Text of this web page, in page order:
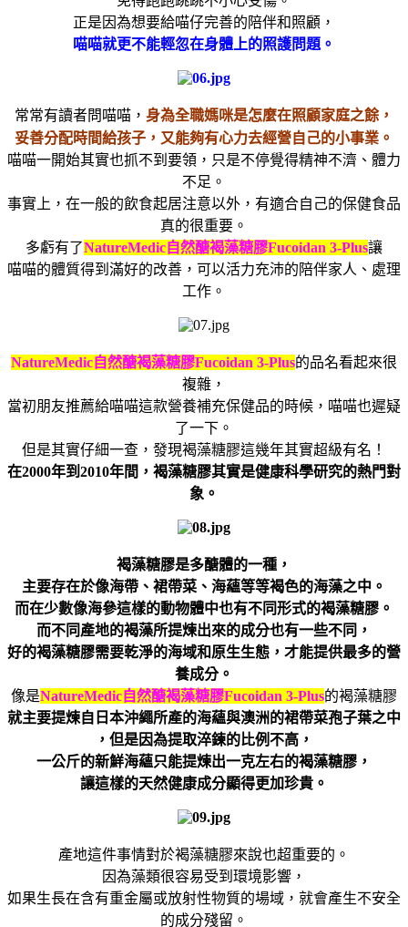
正是因為想要給喵仔完善的陪伴和照顧，
喵喵就更不能輕忽在身體上的照護問題。
常常有讀者問喵喵， 身為全職媽咪是怎麼在照顧家庭之餘，
妥善分配時間給孩子，又能夠有心力去經營自己的小事業。
喵喵一開始其實也抓不到要領，只是不停覺得精神不濟、體力
不足。
事實上，在一般的飲食起居注意以外，有適合自己的保健食品
真的很重要。
多虧有了NatureMedic自然醣褐藻糖膠Fucoidan 3-Plus讓
喵喵的體質得到滿好的改善，可以活力充沛的陪伴家人、處理
工作。
NatureMedic自然醣褐藻糖膠Fucoidan 3-Plus的品名看起來很
複雜，
當初朋友推薦給喵喵這款營養補充保健品的時候，喵喵也遲疑
了一下。
但是其實仔細一查，發現褐藻糖膠這幾年其實超級有名！
在2000年到 2010年間，褐藻糖膠其實是健康科學研究的熱門對
象。
褐藻糖膠是多醣體的一種，
主要存在於像海帶、裙帶菜、海蘊等等褐色的海藻之中。
而在少數像海參這樣的動物體中也有不同形式的褐藻糖膠。
而不同產地的褐藻所提煉出來的成分也有一些不同，
好的褐藻糖膠需要乾淨的海域和原生生態，才能提供最多的營
養成分。
像是NatureMedic自然醣褐藻糖膠Fucoidan 3-Plus的褐藻糖膠
就主要提煉自日本沖繩所產的海蘊與澳洲的裙帶菜孢子葉之中
，但是因為提取淬鍊的比例不高，
一公斤的新鮮海蘊只能提煉出一克左右的褐藻糖膠，
讓這樣的天然健康成分顯得更加珍貴。
產地這件事情對於褐藻糖膠來說也超重要的。
因為藻類很容易受到環境影響，
如果生長在含有重金屬或放射性物質的場域，就會產生不安全
的成分殘留。